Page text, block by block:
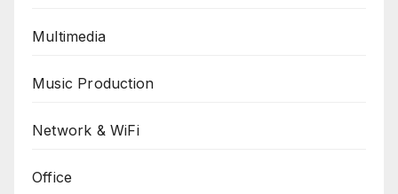
Multimedia
Music Production
Network & WiFi
Office